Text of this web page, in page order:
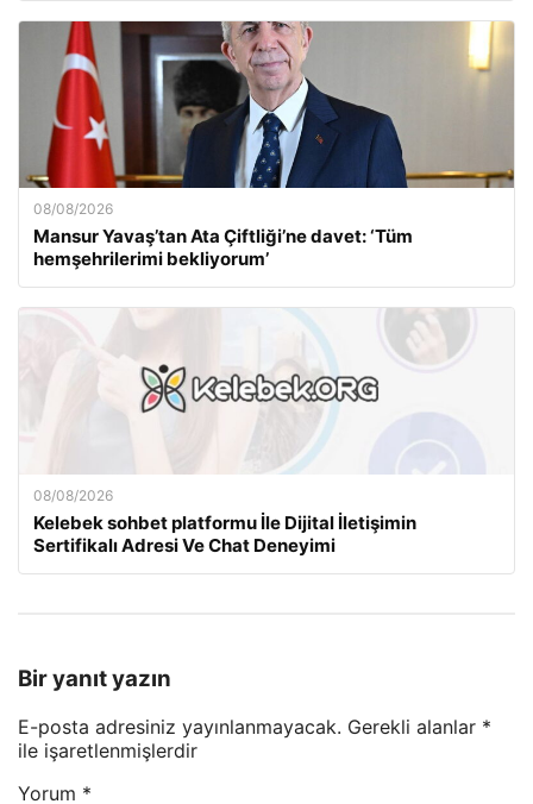
08/08/2026
Mansur Yavaş’tan Ata Çiftliği’ne davet: ‘Tüm
hemşehrilerimi bekliyorum’
08/08/2026
Kelebek sohbet platformu İle Dijital İletişimin
Sertifikalı Adresi Ve Chat Deneyimi
Bir yanıt yazın
E-posta adresiniz yayınlanmayacak. Gerekli alanlar *
ile işaretlenmişlerdir
Yorum *